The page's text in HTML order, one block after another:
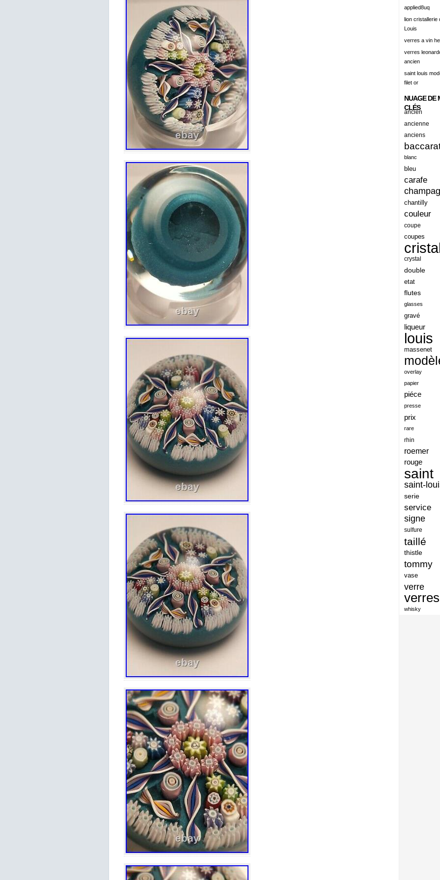
alisation
amazing
america
amiante
ancien
ancienes
ancienne
anciennes
anciens
ancient
anecdotes
angeles
angoul
animaux
antique
antiquite
apollo
applaudis
arch
architecture
ariel
armonica
arta
artisanat
arts
assiette
assiettes
atelier
atsunobu
authentique
aventures
baccarat
applied8uq
lion cristallerie
Louis
verres a vin
verres
ancien
saint louis
filet or
NUAGE DE
CLÉS
ancien
ancienne
anciens
blanc
bleu
carafe
chantilly
couleur
coupe
coupes
crystal
double
etat
flutes
glasses
gravé
liqueur
louis
massenet
overlay
papier
piéce
presse
prix
rare
rhin
roemer
rouge
saint
saint-
serie
service
signe
sulfure
taillé
thistle
tommy
vase
verre
verres
whisky